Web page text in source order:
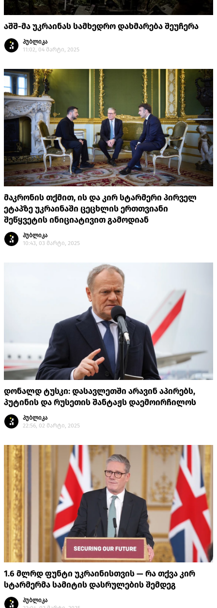
აშშ-მა უკრაინას სამხედრო დახმარება შეუჩერა
პუბლიკა
11:02, 04 მარტი, 2025
მაკრონის თქმით, ის და კირ სტარმერი პირველ
ეტაპზე უკრაინაში ცეცხლის ერთთვიანი
შეწყვეტის ინიციატივით გამოდიან
პუბლიკა
10:43, 03 მარტი, 2025
დონალდ ტუსკი: დასავლეთში არავინ აპირებს,
პუტინის და რუსეთის შანტაჟს დაემოირჩილოს
პუბლიკა
22:56, 02 მარტი, 2025
1.6 მლრდ ფუნტი უკრაინისთვის — რა თქვა კირ
სტარმერმა სამიტის დასრულების შემდეგ
პუბლიკა